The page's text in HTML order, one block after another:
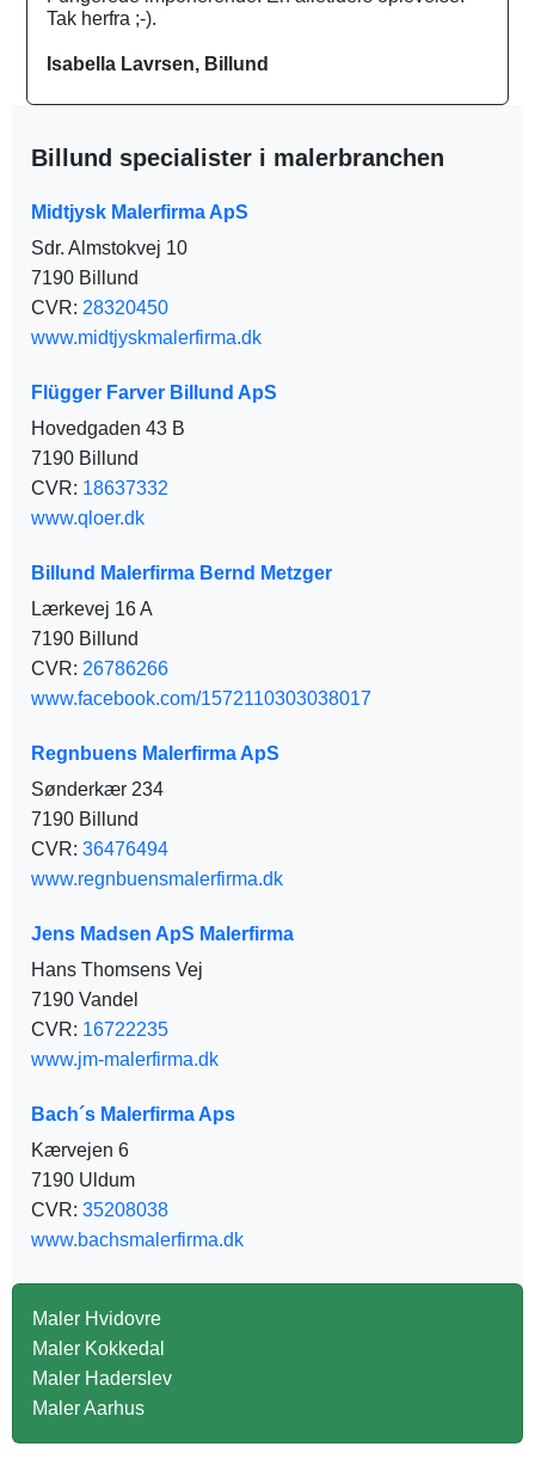
Tak herfra ;-).
Isabella Lavrsen, Billund
Billund specialister i malerbranchen
Midtjysk Malerfirma ApS
Sdr. Almstokvej 10
7190 Billund
CVR: 28320450
www.midtjyskmalerfirma.dk
Flügger Farver Billund ApS
Hovedgaden 43 B
7190 Billund
CVR: 18637332
www.qloer.dk
Billund Malerfirma Bernd Metzger
Lærkevej 16 A
7190 Billund
CVR: 26786266
www.facebook.com/1572110303038017
Regnbuens Malerfirma ApS
Sønderkær 234
7190 Billund
CVR: 36476494
www.regnbuensmalerfirma.dk
Jens Madsen ApS Malerfirma
Hans Thomsens Vej
7190 Vandel
CVR: 16722235
www.jm-malerfirma.dk
Bach´s Malerfirma Aps
Kærvejen 6
7190 Uldum
CVR: 35208038
www.bachsmalerfirma.dk
Maler Hvidovre
Maler Kokkedal
Maler Haderslev
Maler Aarhus